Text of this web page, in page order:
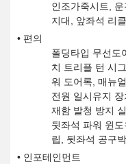
인조가죽시트,
지대, 앞좌석 리
편의
폴딩타입 무선도
치 트리플 턴 시
워 도어록, 매뉴
전원 일시유지
재함 발청 방지
뒷좌석 파워 윈
립, 뒷좌석 공구
인포테인먼트